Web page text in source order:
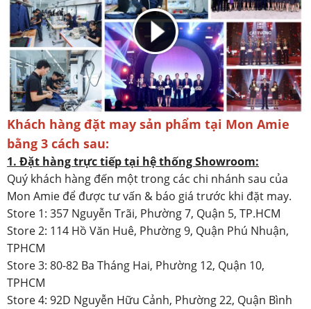
Khách hàng đặt may sản phẩm tại Mon Amie
bằng 3 cách sau:
1. Đặt hàng trực tiếp tại hệ thống Showroom:
Quý khách hàng đến một trong các chi nhánh sau của
Mon Amie để được tư vấn & báo giá trước khi đặt may.
Store 1: 357 Nguyễn Trãi, Phường 7, Quận 5, TP.HCM
Store 2: 114 Hồ Văn Huê, Phường 9, Quận Phú Nhuận,
TPHCM
Store 3: 80-82 Ba Tháng Hai, Phường 12, Quận 10,
TPHCM
Store 4: 92D Nguyễn Hữu Cảnh, Phường 22, Quận Bình